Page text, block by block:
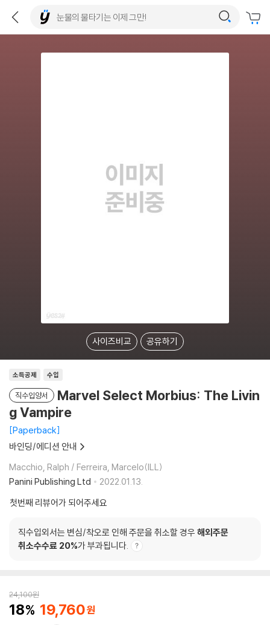
사이즈비교 공유하기
소득공제 수입
직수입양서
Marvel Select Morbius: The Livin
g Vampire
Paperback
바인딩/에디션 안내
Macchio, Ralph / Ferreira, Marcelo(ILL)
Panini Publishing Ltd
2022.01.13.
첫번째 리뷰어가 되어주세요
직수입외서는 변심/착오로 인해 주문을 취소할 경우 해외주문
취소수수료 20%가 부과됩니다.
24,100원
18 19,760